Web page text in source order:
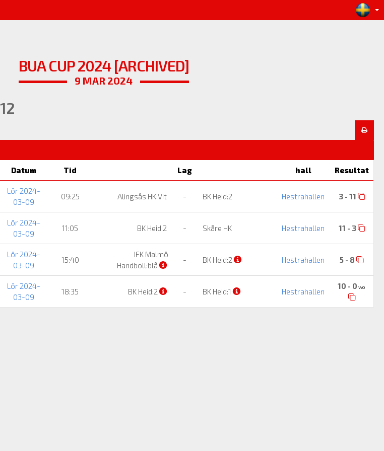
BUA CUP 2024 [ARCHIVED]
9 MAR 2024
Datum Tid Lag hall Resultat
Lör 2024-
03-09
09:25 Alingsås HK:Vit - BK Heid:2 Hestrahallen 3 - 11
Lör 2024-
03-09
11:05 BK Heid:2 - Skåre HK Hestrahallen 11 - 3
Lör 2024-
03-09
15:40
IFK Malmö
Handboll:blå
- BK Heid:2 Hestrahallen 5 - 8
Lör 2024-
03-09
18:35 BK Heid:2 - BK Heid:1 Hestrahallen
10 - 0 wo